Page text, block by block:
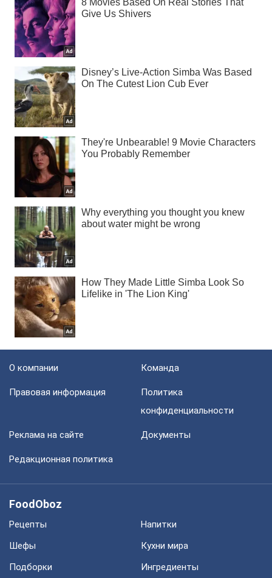
О компании Команда
Правовая информация
Политика
конфиденциальности
Реклама на сайте Документы
Редакционная политика
FoodOboz
Рецепты
Напитки
Шефы
Кухни мира
Подборки
Ингредиенты